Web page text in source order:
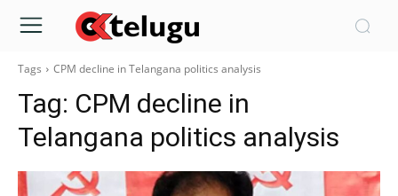
Tags CPM decline in Telangana politics analysis
Tag: CPM decline in
Telangana politics analysis